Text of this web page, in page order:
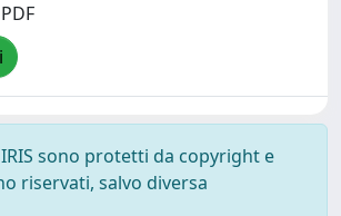
sono protetti da copyright e
riservati, salvo diversa